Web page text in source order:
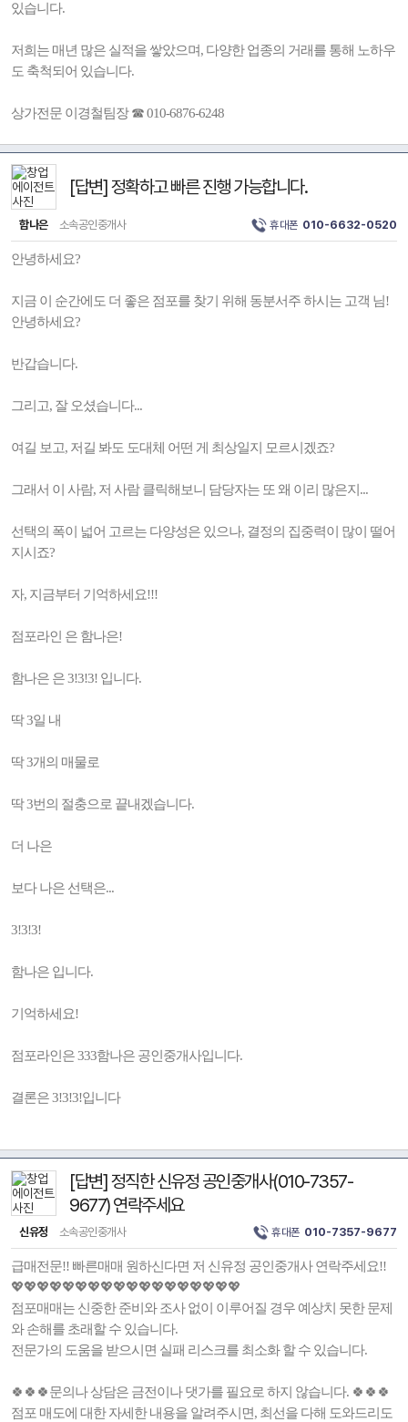
있습니다.
저희는 매년 많은 실적을 쌓았으며, 다양한 업종의 거래를 통해 노하우
도 축척되어 있습니다.
상가전문 이경철팀장 ☎ 010-6876-6248
[답변] 정확하고 빠른 진행 가능합니다.
함나은 소속공인중개사 휴대폰 010-6632-0520
안녕하세요?
지금 이 순간에도 더 좋은 점포를 찾기 위해 동분서주 하시는 고객 님!
안녕하세요?
반갑습니다.
그리고, 잘 오셨습니다...
여길 보고, 저길 봐도 도대체 어떤 게 최상일지 모르시겠죠?
그래서 이 사람, 저 사람 클릭해보니 담당자는 또 왜 이리 많은지...
선택의 폭이 넓어 고르는 다양성은 있으나, 결정의 집중력이 많이 떨어
지시죠?
자, 지금부터 기억하세요!!!
점포라인 은 함나은!
함나은 은 3!3!3! 입니다.
딱 3일 내
딱 3개의 매물로
딱 3번의 절충으로 끝내겠습니다.
더 나은
보다 나은 선택은...
3!3!3!
함나은 입니다.
기억하세요!
점포라인은 333함나은 공인중개사입니다.
결론은 3!3!3!입니다
[답변] 정직한 신유정 공인중개사(010-7357-
9677) 연락주세요
신유정 소속공인중개사 휴대폰 010-7357-9677
급매전문!! 빠른매매 원하신다면 저 신유정 공인중개사 연락주세요!!
💖💖💖💖💖💖💖💖💖💖💖💖💖💖💖💖💖💖
점포매매는 신중한 준비와 조사 없이 이루어질 경우 예상치 못한 문제
와 손해를 초래할 수 있습니다.
전문가의 도움을 받으시면 실패 리스크를 최소화 할 수 있습니다.
🍀🍀🍀문의나 상담은 금전이나 댓가를 필요로 하지 않습니다. 🍀🍀🍀
점포 매도에 대한 자세한 내용을 알려주시면, 최선을 다해 도와드리도